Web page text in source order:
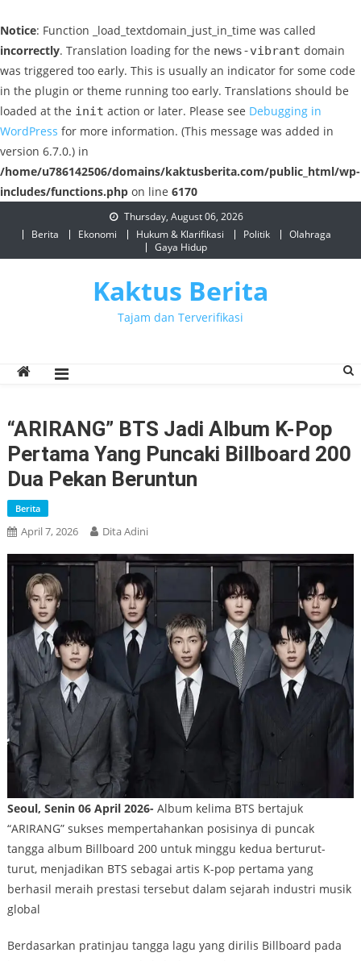
Notice: Function _load_textdomain_just_in_time was called
incorrectly. Translation loading for the news-vibrant domain
was triggered too early. This is usually an indicator for some code
in the plugin or theme running too early. Translations should be
loaded at the init action or later. Please see Debugging in
WordPress for more information. (This message was added in
version 6.7.0.) in
/home/u786142506/domains/kaktusberita.com/public_html/wp-
includes/functions.php on line 6170
Thursday, August 06, 2026
Berita
Ekonomi Hukum & Klarifikasi Politik
Olahraga
Gaya Hidup
Kaktus Berita
Tajam dan Terverifikasi
“ARIRANG” BTS Jadi Album K-Pop
Pertama Yang Puncaki Billboard 200
Dua Pekan Beruntun
Berita
April 7, 2026 Dita Adini
Seoul, Senin 06 April 2026- Album kelima BTS bertajuk
“ARIRANG” sukses mempertahankan posisinya di puncak
tangga album Billboard 200 untuk minggu kedua berturut-
turut, menjadikan BTS sebagai artis K-pop pertama yang
berhasil meraih prestasi tersebut dalam sejarah industri musik
global
Berdasarkan pratinjau tangga lagu yang dirilis Billboard pada